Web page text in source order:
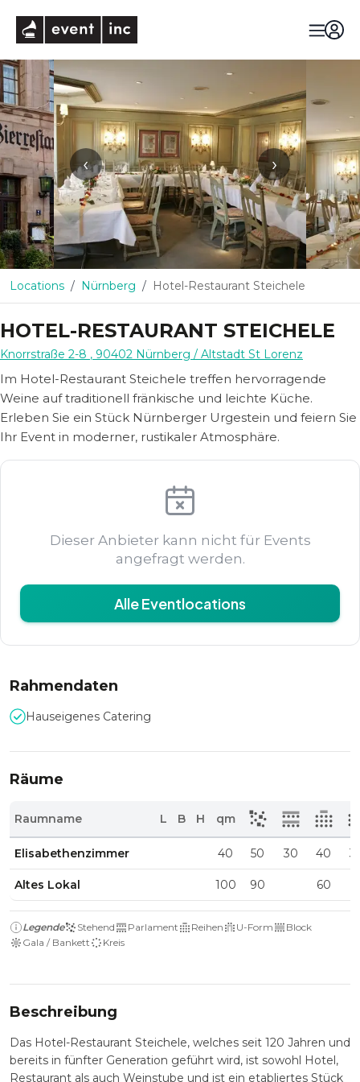
‹ ›
Locations Nürnberg Hotel-Restaurant Steichele
HOTEL-RESTAURANT STEICHELE
Knorrstraße 2-8 , 90402 Nürnberg / Altstadt St Lorenz
Im Hotel-Restaurant Steichele treffen hervorragende
Weine auf traditionell fränkische und leichte Küche.
Erleben Sie ein Stück Nürnberger Urgestein und feiern Sie
Ihr Event in moderner, rustikaler Atmosphäre.
Dieser Anbieter kann nicht für Events
angefragt werden.
Alle Eventlocations
Rahmendaten
Hauseigenes Catering
Räume
Raumname L B H qm
Elisabethenzimmer 40 50 30 40
Altes Lokal 100 90 60
Legende Stehend Parlament Reihen U-Form
Block
Gala / Bankett
Kreis
Beschreibung
Das Hotel-Restaurant Steichele, welches seit 120 Jahren und
bereits in fünfter Generation geführt wird, ist sowohl Hotel,
Restaurant als auch Weinstube und ist ein etabliertes Stück